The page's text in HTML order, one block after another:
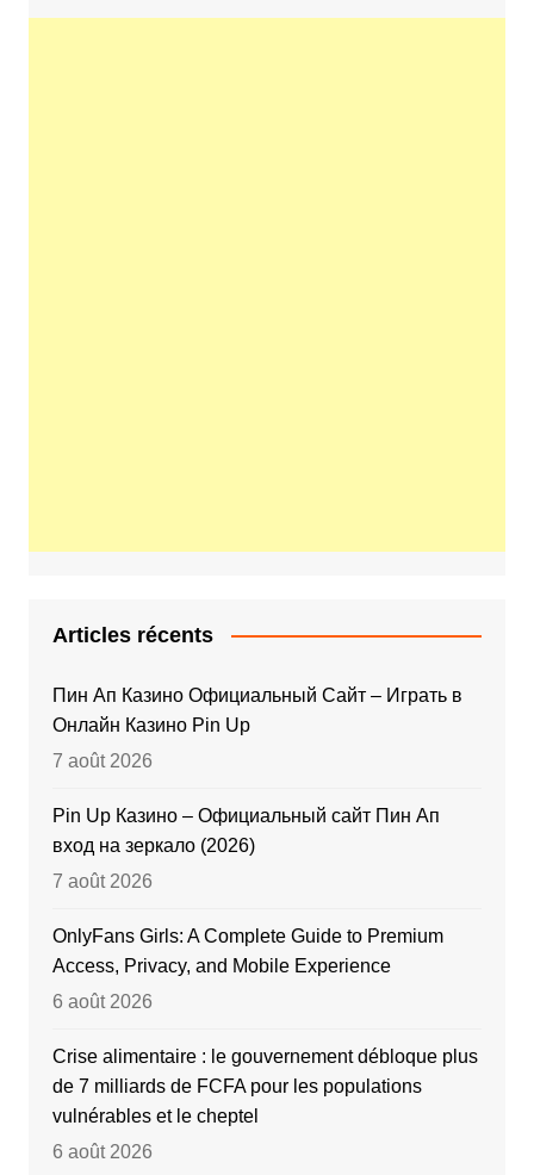
Articles récents
Пин Ап Казино Официальный Сайт – Играть в
Онлайн Казино Pin Up
7 août 2026
Pin Up Казино – Официальный сайт Пин Ап
вход на зеркало (2026)
7 août 2026
OnlyFans Girls: A Complete Guide to Premium
Access, Privacy, and Mobile Experience
6 août 2026
Crise alimentaire : le gouvernement débloque plus
de 7 milliards de FCFA pour les populations
vulnérables et le cheptel
6 août 2026